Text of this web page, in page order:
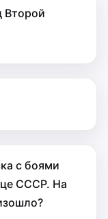
Второй
с боями
СССР. На